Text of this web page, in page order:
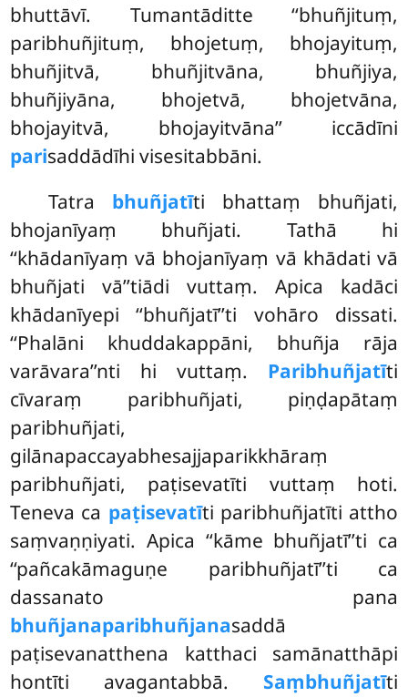
bhuttāvī. Tumantāditte ‘‘bhuñjituṃ,
paribhuñjituṃ, bhojetuṃ, bhojayituṃ,
bhuñjitvā, bhuñjitvāna, bhuñjiya,
bhuñjiyāna, bhojetvā, bhojetvāna,
bhojayitvā, bhojayitvāna’’ iccādīni
parisaddādīhi visesitabbāni.
Tatra bhuñjatīti bhattaṃ bhuñjati,
bhojanīyaṃ bhuñjati. Tathā hi
‘‘khādanīyaṃ vā bhojanīyaṃ vā khādati vā
bhuñjati vā’’tiādi vuttaṃ. Apica kadāci
khādanīyepi ‘‘bhuñjatī’’ti vohāro dissati.
‘‘Phalāni khuddakappāni, bhuñja rāja
varāvara’’nti hi vuttaṃ. Paribhuñjatīti
cīvaraṃ paribhuñjati, piṇḍapātaṃ
paribhuñjati,
gilānapaccayabhesajjaparikkhāraṃ
paribhuñjati, paṭisevatīti vuttaṃ hoti.
Teneva ca paṭisevatīti paribhuñjatīti attho
saṃvaṇṇiyati. Apica ‘‘kāme bhuñjatī’’ti ca
‘‘pañcakāmaguṇe paribhuñjatī’’ti ca
dassanato pana
bhuñjanaparibhuñjanasaddā
paṭisevanatthena katthaci samānatthāpi
hontīti avagantabbā. Saṃbhuñjatīti